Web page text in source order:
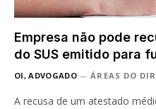
Empresa não pode
do SUS emitido para
OI, ADVOGADO ÁREAS DO
A recusa de um atestado